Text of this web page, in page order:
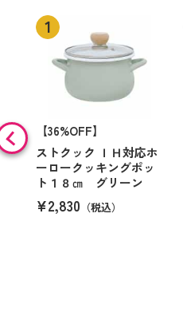
【36%OFF】
ストクック ＩＨ対応ホ
ーロークッキングポッ
ト１８㎝ グリーン
¥2,830 （税込）